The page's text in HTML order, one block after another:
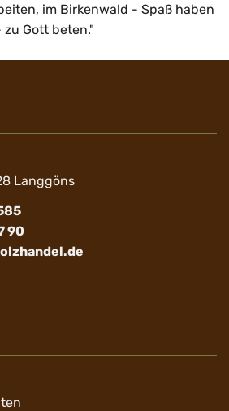
im Birkenwald - Spaß haben
Gott beten."
Langgöns
90